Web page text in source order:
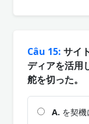
Câu 15: サイ
ディアを活用
舵を切った。
A. を契機